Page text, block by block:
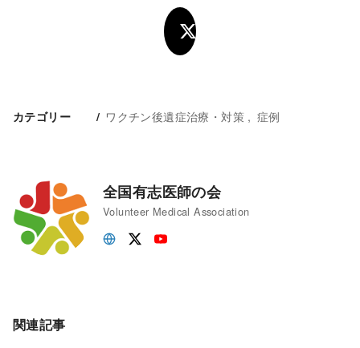
カテゴリー ワクチン後遺症治療・対策 症例
全国有志医師の会
Volunteer Medical Association
関連記事